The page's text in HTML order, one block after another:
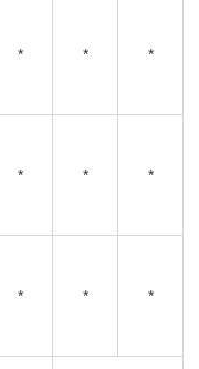
* * *
* * *
* * *